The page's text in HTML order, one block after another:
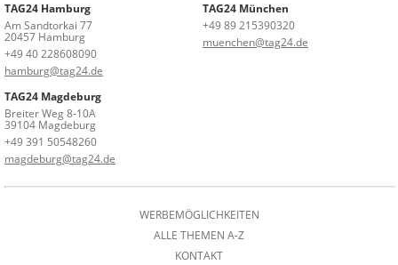
TAG24 Hamburg
Am Sandtorkai 77
20457 Hamburg
+49 40 228608090
hamburg@tag24.de
TAG24 München
+49 89 215390320
muenchen@tag24.de
TAG24 Magdeburg
Breiter Weg 8-10A
39104 Magdeburg
+49 391 50548260
magdeburg@tag24.de
WERBEMÖGLICHKEITEN
ALLE THEMEN A-Z
KONTAKT